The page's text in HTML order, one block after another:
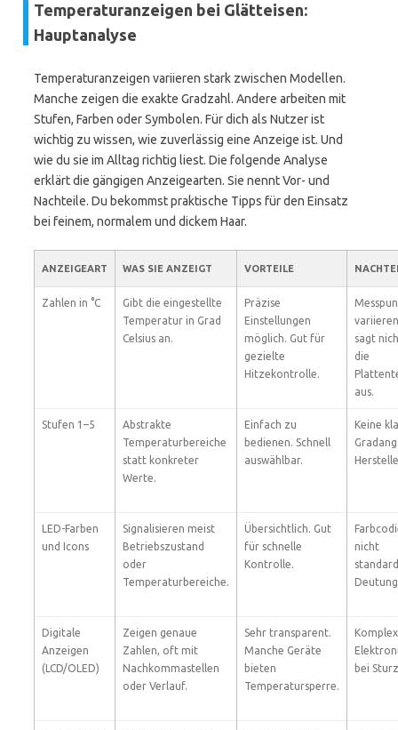
Temperaturanzeigen bei Glätteisen:
Hauptanalyse
Temperaturanzeigen variieren stark zwischen Modellen.
Manche zeigen die exakte Gradzahl. Andere arbeiten mit
Stufen, Farben oder Symbolen. Für dich als Nutzer ist
wichtig zu wissen, wie zuverlässig eine Anzeige ist. Und
wie du sie im Alltag richtig liest. Die folgende Analyse
erklärt die gängigen Anzeigearten. Sie nennt Vor- und
Nachteile. Du bekommst praktische Tipps für den Einsatz
bei feinem, normalem und dickem Haar.
ANZEIGEART WAS SIE ANZEIGT VORTEILE
Zahlen in °C
Gibt die eingestellte
Temperatur in Grad
Celsius an.
Präzise
Einstellungen
möglich. Gut für
gezielte
Hitzekontrolle.
sagt
die
aus.
Stufen 1–5
Abstrakte
Temperaturbereiche
statt konkreter
Werte.
Einfach zu
bedienen. Schnell
auswählbar.
Keine
LED-Farben
und Icons
Signalisieren meist
Betriebszustand
oder
Temperaturbereiche.
Übersichtlich. Gut
für schnelle
Kontrolle.
nicht
Digitale
Anzeigen
(LCD/OLED)
Zeigen genaue
Zahlen, oft mit
Nachkommastellen
oder Verlauf.
Sehr transparent.
Manche Geräte
bieten
Temperatursperre.
bei